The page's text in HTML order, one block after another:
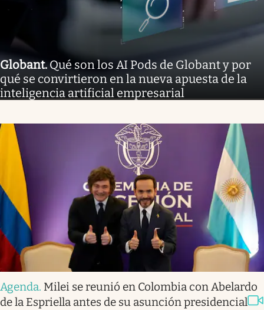
Globant.Qué son los AI Pods de Globant y por
qué se convirtieron en la nueva apuesta de la
inteligencia artificial empresarial
Agenda. Milei se reunió en Colombia con Abelardo
de la Espriella antes de su asunción presidencial